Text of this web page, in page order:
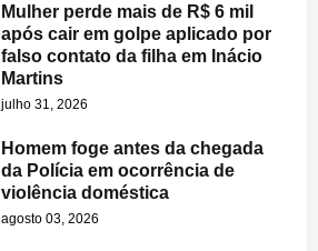
Mulher perde mais de R$ 6 mil
após cair em golpe aplicado por
falso contato da filha em Inácio
Martins
julho 31, 2026
Homem foge antes da chegada
da Polícia em ocorrência de
violência doméstica
agosto 03, 2026